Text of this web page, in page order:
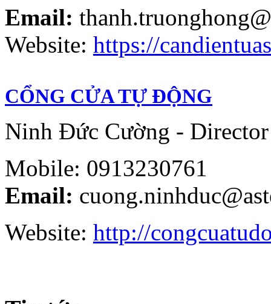
Email:
Website: https://
CỔNG CỬA TỰ ĐỘNG
Ninh Đức Cường - Director
Mobile: 0913230761
Email:
Website: http://